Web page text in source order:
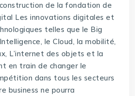
de la fondation de
Les innovations digitales et
telles que le Big
le Cloud, la mobilité,
L’internet des objets et la
en train de changer le
dans tous les secteurs
business ne pourra